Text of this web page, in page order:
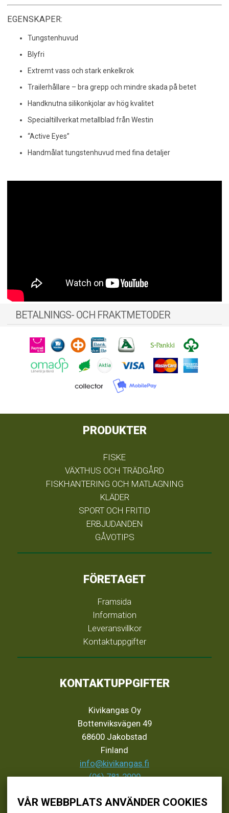
VÅR WEBBPLATS ANVÄNDER COOKIES
EGENSKAPER:
Tungstenhuvud
Blyfri
Extremt vass och stark enkelkrok
Trailerhållare – bra grepp och mindre skada på betet
Handknutna silikonkjolar av hög kvalitet
Specialtillverkat metallblad från Westin
“Active Eyes”
Handmålat tungstenhuvud med fina detaljer
BETALNINGS- OCH FRAKTMETODER
PRODUKTER
FISKE
VÄXTHUS OCH TRÄDGÅRD
FISKHANTERING OCH MATLAGNING
KLÄDER
SPORT OCH FRITID
ERBJUDANDEN
GÅVOTIPS
FÖRETAGET
Framsida
Information
Leveransvillkor
Kontaktuppgifter
KONTAKTUPPGIFTER
Kivikangas Oy
Bottenviksvägen 49
68600 Jakobstad
Finland
info@kivikangas.fi
(06) 781 2900